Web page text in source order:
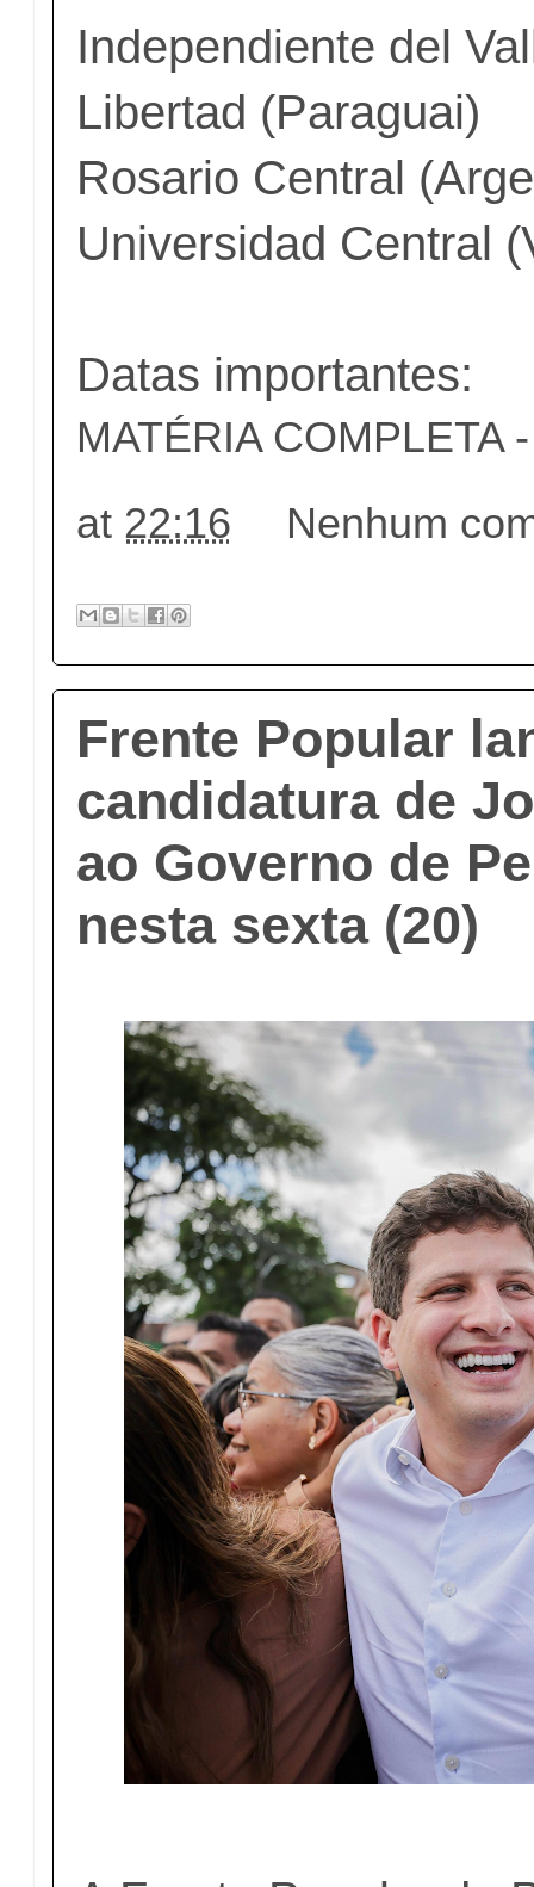
Independiente del
Libertad (Paraguai)
Rosario Central
Universidad Central
Datas importantes:
MATÉRIA COMPLETA
at 22:16 Nenhum
Frente Popular
candidatura de
ao Governo de
nesta sexta (20)